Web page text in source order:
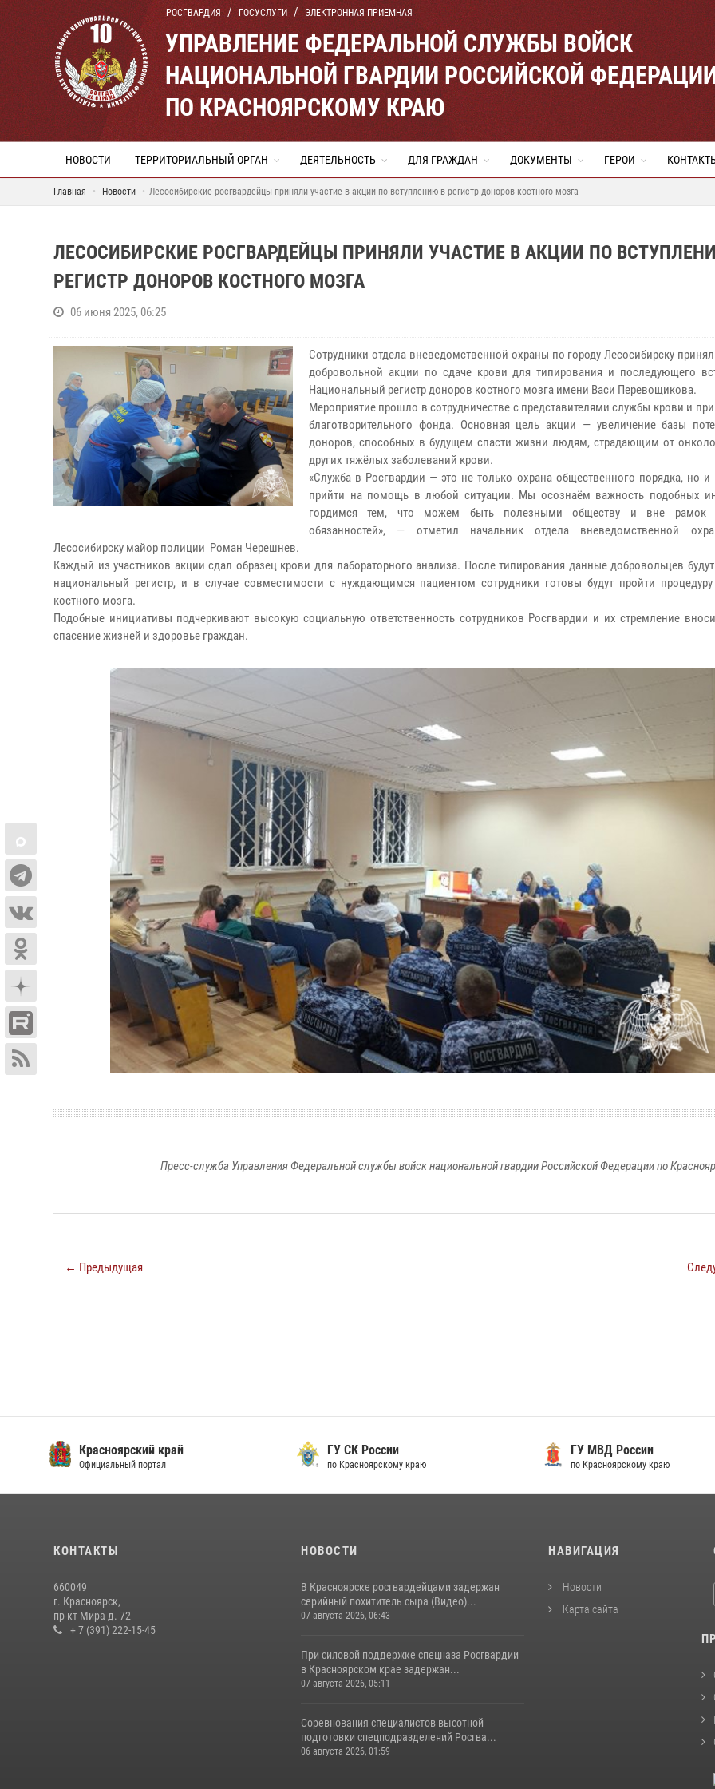
РОСГВАРДИЯ ГОСУСЛУГИ ЭЛЕКТРОННАЯ ПРИЕМНАЯ
УПРАВЛЕНИЕ ФЕДЕРАЛЬНОЙ СЛУЖБЫ ВОЙСК
НАЦИОНАЛЬНОЙ ГВАРДИИ РОССИЙСКОЙ
ПО КРАСНОЯРСКОМУ КРАЮ
НОВОСТИ ТЕРРИТОРИАЛЬНЫЙ ОРГАН ДЕЯТЕЛЬНОСТЬ ДЛЯ ГРАЖДАН ДОКУМЕНТЫ ГЕРОИ
Главная Новости Лесосибирские росгвардейцы приняли участие в акции по вступлению в регистр доноров костного мозга
ЛЕСОСИБИРСКИЕ РОСГВАРДЕЙЦЫ ПРИНЯЛИ УЧАСТИЕ В АКЦИИ ПО
РЕГИСТР ДОНОРОВ КОСТНОГО МОЗГА
06 июня 2025, 06:25
Сотрудники отдела вневедомственной охраны по городу Лесосибирску
добровольной акции по сдаче крови для типирования и последующего
Национальный регистр доноров костного мозга имени Васи Перевощикова.
Мероприятие прошло в сотрудничестве с представителями службы крови и
благотворительного фонда. Основная цель акции — увеличение базы
доноров, способных в будущем спасти жизни людям, страдающим от
других тяжёлых заболеваний крови.
«Служба в Росгвардии — это не только охрана общественного порядка, но и
прийти на помощь в любой ситуации. Мы осознаём важность подобных
гордимся тем, что можем быть полезными обществу и вне рамок
обязанностей», — отметил начальник отдела вневедомственной
Лесосибирску майор полиции Роман Черешнев.
Каждый из участников акции сдал образец крови для лабораторного анализа. После типирования данные добровольцев
национальный регистр, и в случае совместимости с нуждающимся пациентом сотрудники готовы будут пройти
костного мозга.
Подобные инициативы подчеркивают высокую социальную ответственность сотрудников Росгвардии и их стремление
спасение жизней и здоровье граждан.
Пресс-служба Управления Федеральной службы войск национальной гвардии Российской Федерации по
← Предыдущая
Красноярский край
Официальный портал
ГУ СК России
по Красноярскому краю
ГУ МВД России
по Красноярскому краю
КОНТАКТЫ
660049
г. Красноярск,
пр-кт Мира д. 72
+ 7 (391) 222-15-45
НОВОСТИ
В Красноярске росгвардейцами задержан
серийный похититель сыра (Видео)...
07 августа 2026, 06:43
При силовой поддержке спецназа Росгвардии
в Красноярском крае задержан...
07 августа 2026, 05:11
Соревнования специалистов высотной
подготовки спецподразделений Росгва...
06 августа 2026, 01:59
НАВИГАЦИЯ
Новости
Карта сайта